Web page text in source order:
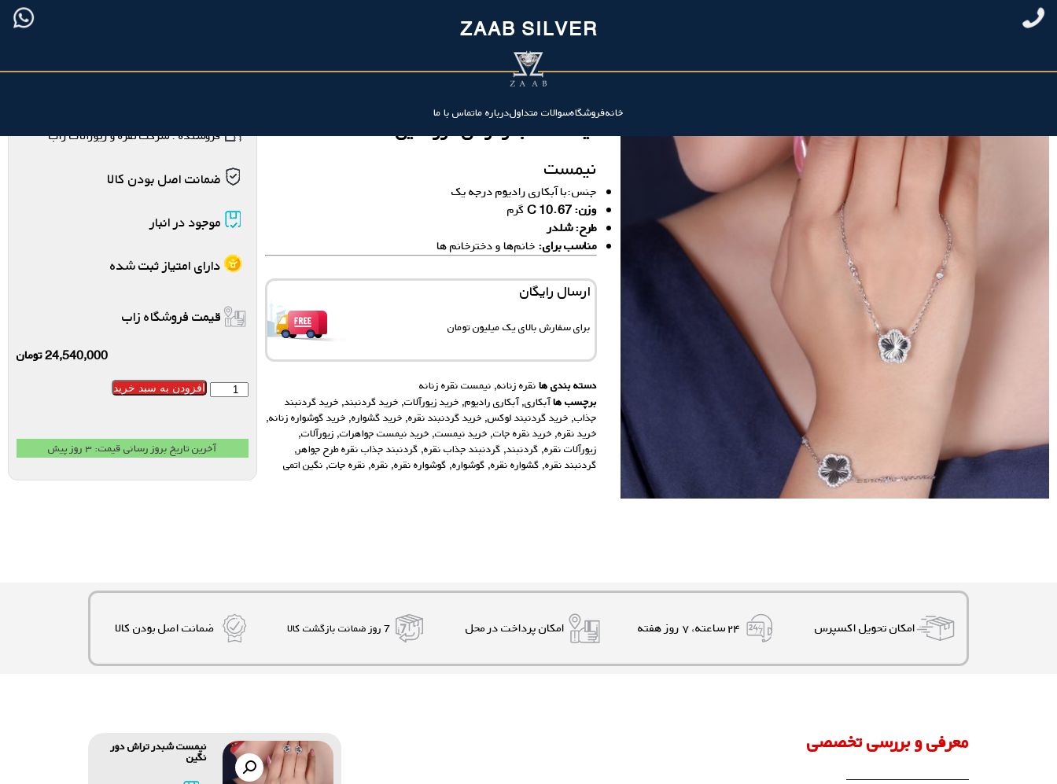
ZAAB SILVER
خانهفروشگاهسوالات متداولدرباره ماتماس با ما
خانه/
نیمست شبدر تراش دور نگین
نیمست
جنس:با آبکاری رادیوم درجه یک
وزن: 10.67 C
گرم
طرح: شلدر
مناسب برای: خانم‌ها و دخترخانم ها
ارسال رایگان
برای سفارش‌ بالای یک میلیون تومان
دسته بندی ها نقره زنانه, نیمست نقره زنانه
برچسب هاآبکاری,آبکاری رادیوم, خرید زیورآلات, خرید گردنبند, خرید گردنبند
جذاب, خرید گردنبند لوکس, خرید گردنبند نقره, خرید گشواره, خرید گوشواره زنانه,
خرید نقره, خرید نقره جات, خرید نیمست, خرید نیمست جواهرات, زیورآلات,
زیورآلات نقره, گردنبند, گردنبند جذاب نقره, گردنبند جذاب نقره طرح جواهر,
گردنبند نقره, گشواره نقره, گوشواره, گوشواره نقره, نقره, نقره جات, نگین اتمی
فروشنده : شرکت نقره و زیورآلات زاب
ضمانت اصل بودن کالا
موجود در انبار
دارای امتیاز ثبت شده
قیمت فروشگاه زاب
24,540,000تومان
افزودن به سبد خرید
آخرین تاریخ بروز رسانی قیمت: ۳ روز پیش
امکان تحویل اکسپرس ۲۴ ساعته، ۷ روز هفته امکان پرداخت در محل 7 روز ضمانت بازگشت کالا ضمانت اصل بودن کالا
معرفی و بررسی تخصصی نیمست شبدر تراش دور
نگین